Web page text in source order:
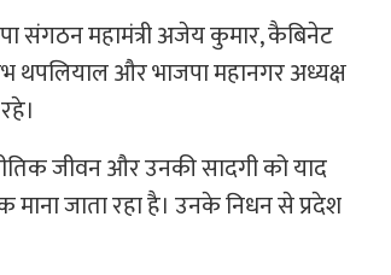
संगठन महामंत्री अजेय कुमार, कैबिनेट
थपलियाल और भाजपा महानगर अध्यक्ष
जीवन और उनकी सादगी को याद
जाता रहा है। उनके निधन से प्रदेश